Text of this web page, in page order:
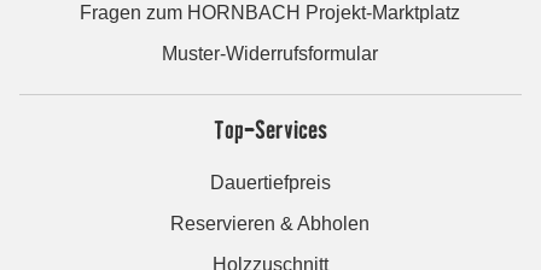
Fragen zum HORNBACH Projekt-Marktplatz
Muster-Widerrufsformular
Top-Services
Dauertiefpreis
Reservieren & Abholen
Holzzuschnitt